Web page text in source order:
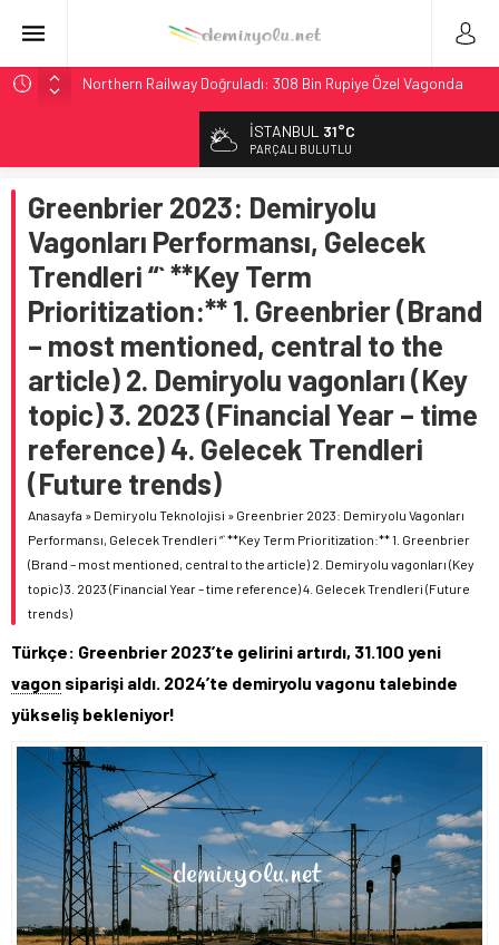
Northern Railway Doğruladı: 308 Bin Rupiye Özel Vagonda
Chicago’da Metra Polisi BVLOS Drone’larla Müdahale
NJ Transit’ten Tarihi Bütçe: 46 Yılın Rekoru Onaylandı
Rocky Mountain, Güneş Enerjili Tesisten İlk Rayı Sevk Etti
Brescia 426 Milyon Euro’luk Tramvay İnşaatına Başladı
İSTANBUL 31°C
PARÇALI BULUTLU
Greenbrier 2023: Demiryolu
Vagonları Performansı, Gelecek
Trendleri “` **Key Term
Prioritization:** 1. Greenbrier (Brand
– most mentioned, central to the
article) 2. Demiryolu vagonları (Key
topic) 3. 2023 (Financial Year – time
reference) 4. Gelecek Trendleri
(Future trends)
Anasayfa » Demiryolu Teknolojisi » Greenbrier 2023: Demiryolu Vagonları
Performansı, Gelecek Trendleri “` **Key Term Prioritization:** 1. Greenbrier
(Brand – most mentioned, central to the article) 2. Demiryolu vagonları (Key
topic) 3. 2023 (Financial Year – time reference) 4. Gelecek Trendleri (Future
trends)
Türkçe: Greenbrier 2023’te gelirini artırdı, 31.100 yeni
vagon siparişi aldı. 2024’te demiryolu vagonu talebinde
yükseliş bekleniyor!